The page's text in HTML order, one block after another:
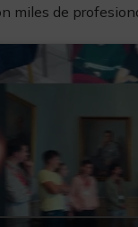
miles de